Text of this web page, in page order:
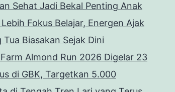
Sehat Jadi Bekal Penting Anak
Fokus Belajar, Energen Ajak
Tua Biasakan Sejak Dini
Almond Run 2026 Digelar 23
di GBK, Targetkan 5.000